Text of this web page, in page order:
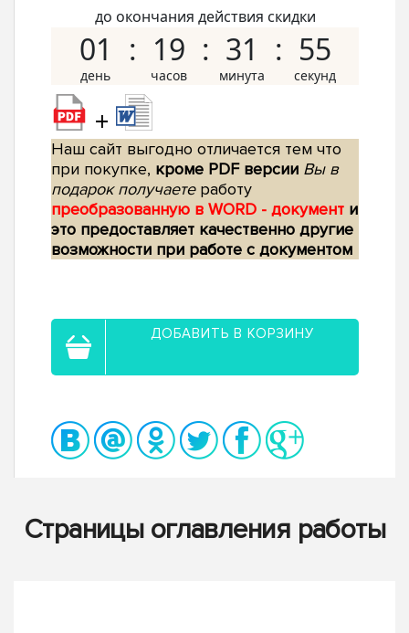
до окончания действия скидки
01 19 31 54
+
Наш сайт выгодно отличается тем что
при покупке, кроме PDF версии Вы в
подарок получаетеработу
преобразованную в WORD - документ и
это предоставляет качественно другие
возможности при работе с документом
ДОБАВИТЬ В КОРЗИНУ
Страницы оглавления работы